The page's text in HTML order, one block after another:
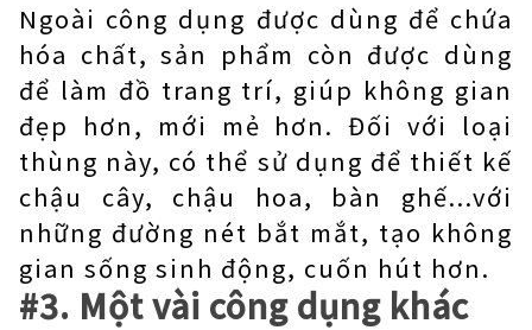
Ngoài công dụng được dùng để chứa
hóa chất, sản phẩm còn được dùng
để làm đồ trang trí, giúp không gian
đẹp hơn, mới mẻ hơn. Đối với loại
thùng này, có thể sử dụng để thiết kế
chậu cây, chậu hoa, bàn ghế...với
những đường nét bắt mắt, tạo không
gian sống sinh động, cuốn hút hơn.
#3. Một vài công dụng khác